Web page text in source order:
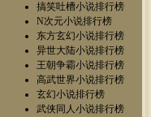
搞笑吐槽小说排行榜
N次元小说排行榜
东方玄幻小说排行榜
异世大陆小说排行榜
王朝争霸小说排行榜
高武世界小说排行榜
玄幻小说排行榜
武侠同人小说排行榜